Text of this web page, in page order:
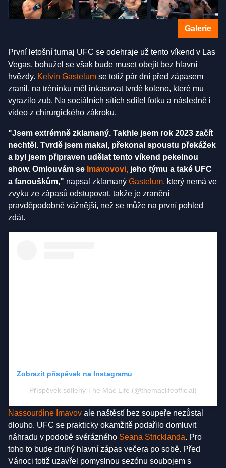
Galerie
První letošní turnaj UFC se odehraje už tento víkend v Las
Vegas, bohužel se však bude muset obejít bez hlavní
hvězdy. Kelvin Gastelum se totiž pár dní před zápasem
zranil, na tréninku měl inkasovat tvrdé koleno, které mu
vyrazilo zub. Na sociálních sítích sdílel fotku a následně i
video z chirurgického zákroku.
"Jsem extrémně zklamaný. Takhle jsem rok 2023 začít
nechtěl. Tvrdě jsem makal, překonal spoustu překážek
a byl jsem připraven udělat tento víkend pekelnou
show. Omlouvám se Imavovovi, jeho týmu a také UFC
a fanouškům," napsal zklamaný Gastelum, který nemá ve
zvyku ze zápasů odstupovat, takže je zranění
pravděpodobně vážnější, než se může na první pohled
zdát.
Zobrazit příspěvek na Instagramu
Příspěvek sdílený The Mac Life (@themaclifeofficial)
Nassourdine Imavov ale naštěstí bez soupeře nezůstal
dlouho. UFC se prakticky okamžitě podařilo domluvit
náhradu v podobě svérázného Seana Stricklanda. Pro
toho to bude druhý hlavní zápas večera po sobě. Před
Vánoci totiž uzavřel pomyslnou sezónu soubojem s